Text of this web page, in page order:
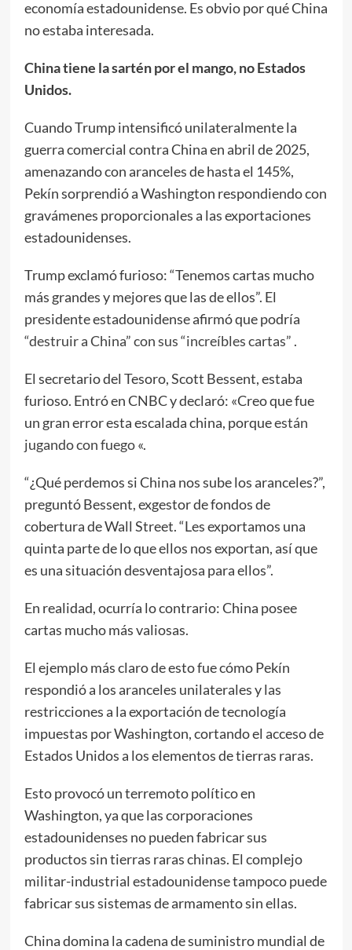
economía estadounidense. Es obvio por qué China
no estaba interesada.
China tiene la sartén por el mango, no Estados
Unidos.
Cuando Trump intensificó unilateralmente la
guerra comercial contra China en abril de 2025,
amenazando con aranceles de hasta el 145%,
Pekín sorprendió a Washington respondiendo con
gravámenes proporcionales a las exportaciones
estadounidenses.
Trump exclamó furioso: “Tenemos cartas mucho
más grandes y mejores que las de ellos”. El
presidente estadounidense afirmó que podría
“destruir a China” con sus “increíbles cartas” .
El secretario del Tesoro, Scott Bessent, estaba
furioso. Entró en CNBC y declaró: «Creo que fue
un gran error esta escalada china, porqueestán
jugando con fuego«.
“¿Qué perdemos si China nos sube los aranceles?”,
preguntó Bessent, exgestor de fondos de
cobertura de Wall Street. “Les exportamos una
quinta parte de lo que ellos nos exportan, así que
es una situación desventajosa para ellos”.
En realidad, ocurría lo contrario: China posee
cartas mucho más valiosas.
El ejemplo más claro de esto fue cómo Pekín
respondió a los aranceles unilaterales y las
restricciones a la exportación de tecnología
impuestas por Washington, cortando el acceso de
Estados Unidos a los elementos de tierras raras.
Esto provocó un terremoto político en
Washington, ya que las corporaciones
estadounidenses no pueden fabricar sus
productos sin tierras raras chinas. El complejo
militar-industrial estadounidense tampoco puede
fabricar sus sistemas de armamento sin ellas.
China domina la cadena de suministro mundial de